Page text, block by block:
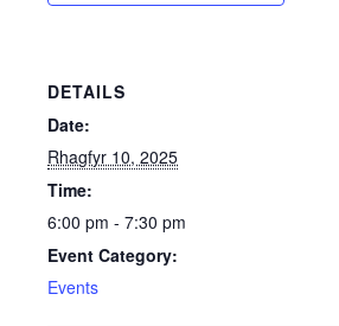
DETAILS
Date:
Rhagfyr 10, 2025
Time:
6:00 pm - 7:30 pm
Event Category:
Events